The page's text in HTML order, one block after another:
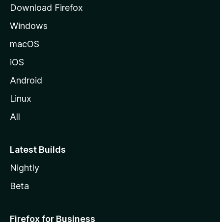
Download Firefox
Windows
macOS
iOS
Android
Linux
All
Latest Builds
Nightly
Beta
Firefox for Business